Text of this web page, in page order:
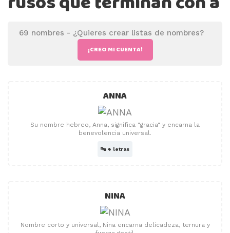
69 nombres - ¿Quieres crear listas de nombres?
¡CREO MI CUENTA!
ANNA
Su nombre hebreo, Anna, significa "gracia" y encarna la
benevolencia universal.
🔤 4 letras
NINA
Nombre corto y universal, Nina encarna delicadeza, ternura y